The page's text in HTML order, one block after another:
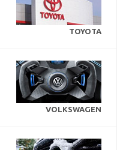
TOYOTA
VOLKSWAGEN